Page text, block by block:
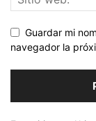
Guardar mi
navegador la